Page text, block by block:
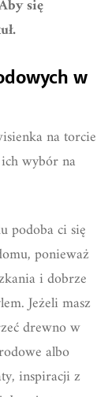
się
w
na torcie
wybór na
podoba ci się
ponieważ
i dobrze
Jeżeli masz
drewno w
albo
inspiracji z